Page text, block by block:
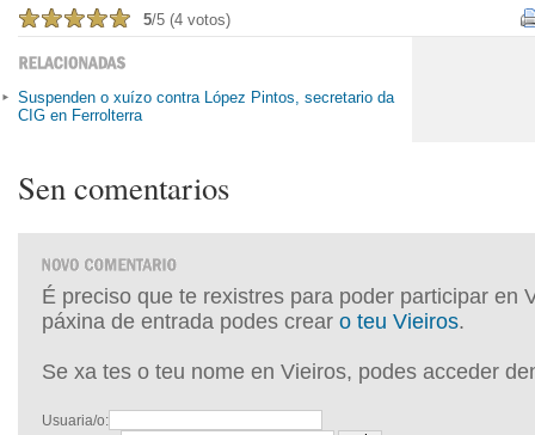
5/5 (4 votos)
Suspenden o xuízo contra López Pintos, secretario da
CIG en Ferrolterra
Sen comentarios
É preciso que te rexistres para poder participar en
páxina de entrada podes crear o teu Vieiros.
Se xa tes o teu nome en Vieiros, podes acceder
Usuaria/o: